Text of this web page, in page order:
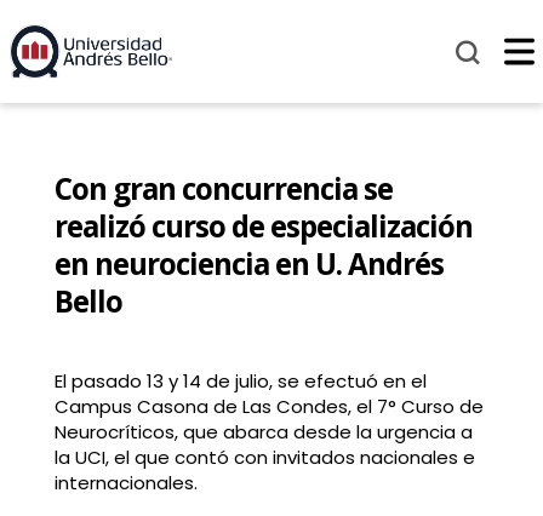
Con gran concurrencia se
realizó curso de especialización
en neurociencia en U. Andrés
Bello
El pasado 13 y 14 de julio, se efectuó en el
Campus Casona de Las Condes, el 7° Curso de
Neurocríticos, que abarca desde la urgencia a
la UCI, el que contó con invitados nacionales e
internacionales.